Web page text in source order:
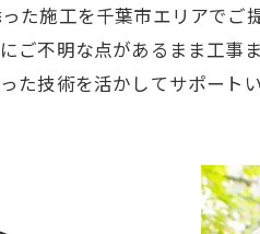
た施工を千葉市エリアで
ご不明な点があるまま工
技術を活かしてサポートい